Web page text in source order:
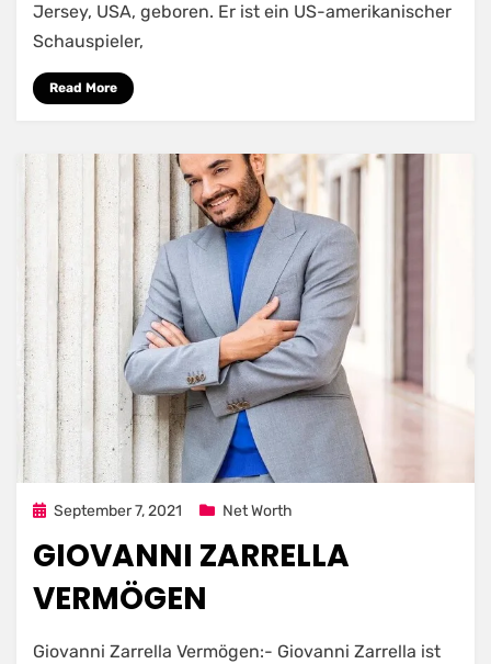
Jersey, USA, geboren. Er ist ein US-amerikanischer
Schauspieler,
Read More
Posted
September 7, 2021 Net Worth
GIOVANNI ZARRELLA
VERMÖGEN
Giovanni Zarrella Vermögen:- Giovanni Zarrella ist